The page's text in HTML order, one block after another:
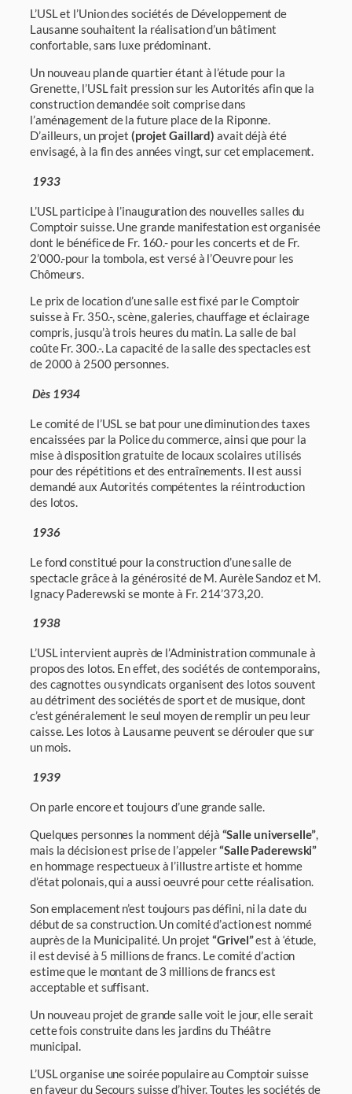
L’USL et l’Union des sociétés de Développement de
Lausanne souhaitent la réalisation d’un bâtiment
confortable, sans luxe prédominant.
Un nouveau plan de quartier étant à l’étude pour la
Grenette, l’USL fait pression sur les Autorités afin que la
construction demandée soit comprise dans
l’aménagement de la future place de la Riponne.
D’ailleurs, un pro­jet (projet Gaillard) avait déjà été
envisagé, à la fin des années vingt, sur cet emplacement.
1933
L’USL participe à l’inauguration des nouvelles salles du
Comptoir suisse. Une grande manifestation est organisée
dont le bénéfice de Fr. 160.- pour les concerts et de Fr.
2’000.-pour la tombola, est versé à l’Oeuvre pour les
Chômeurs.
Le prix de location d’une salle est fixé par le Comptoir
suisse à Fr. 350.-, scène, galeries, chauffage et éclairage
com­pris, jusqu’à trois heures du matin. La salle de bal
coûte Fr. 300.-. La capacité de la salle des spectacles est
de 2000 à 2500 personnes.
Dès 1934
Le comité de l’USL se bat pour une diminution des taxes
encaissées par la Police du commerce, ainsi que pour la
mise à disposition gratuite de locaux scolaires utilisés
pour des répétitions et des entraînements. Il est aussi
demandé aux Autorités compétentes la réintroduction
des lotos.
1936
Le fond constitué pour la construction d’une salle de
spectacle grâce à la générosité de M. Aurèle Sandoz et M.
Ignacy Paderewski se monte à Fr. 214’373,20.
1938
L’USL intervient auprès de l’Administration communale à
propos des lotos. En effet, des sociétés de contemporains,
des cagnottes ou syndicats organisent des lotos souvent
au détriment des sociétés de sport et de musique, dont
c’est généralement le seul moyen de remplir un peu leur
caisse. Les lotos à Lausanne peuvent se dérouler que sur
un mois.
1939
On parle encore et toujours d’une grande salle.
Quelques personnes la nomment déjà “Salle universelle”,
mais la décision est prise de l’appeler“Salle Paderewski”
en hommage respectueux à l’illustre artiste et homme
d’état polonais, qui a aussi oeuvré pour cette réalisation.
Son emplacement n’est toujours pas défini, ni la date du
début de sa construc­tion. Un comité d’action est nommé
auprès de la Municipalité. Un projet“Grivel”est à ‘étude,
il est devisé à 5 millions de francs. Le comité d’action
estime que le montant de 3 millions de francs est
acceptable et suffisant.
Un nouveau projet de grande salle voit le jour, elle serait
cette fois construite dans les jar­dins du Théâtre
municipal.
L’USL organise une soirée populaire au Comptoir suisse
en faveur du Secours suisse d’hiver. Toutes les sociétés de